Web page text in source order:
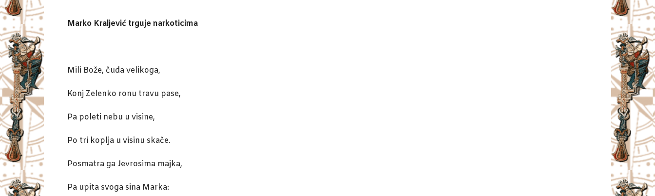
Marko Kraljević trguje narkoticima
Mili Bože, čuda velikoga,
Konj Zelenko ronu travu pase,
Pa poleti nebu u visine,
Po tri koplja u visinu skače.
Posmatra ga Jevrosima majka,
Pa upita svoga sina Marka: